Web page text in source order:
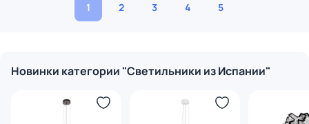
1 2 3 4 5
Новинки категории "Светильники из Испании"